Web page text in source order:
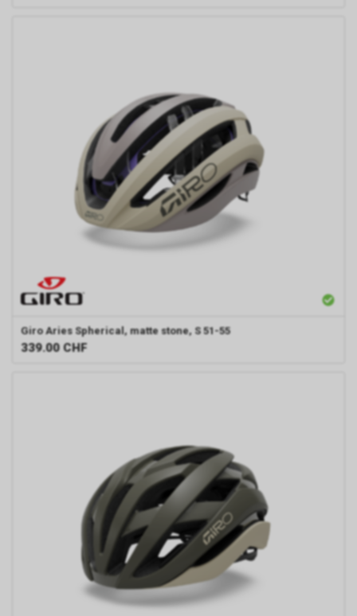
Giro Aries Spherical, matte stone, S 51-55
339.00 CHF